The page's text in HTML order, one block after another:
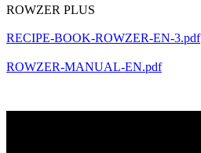
ROWZER PLUS
RECIPE-BOOK-ROWZER-EN-3.pdf
ROWZER-MANUAL-EN.pdf